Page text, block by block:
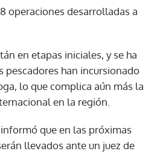
operaciones desarrolladas a
en etapas iniciales, y se ha
pescadores han incursionado
lo que complica aún más la
en la región.
informó que en las próximas
llevados ante un juez de